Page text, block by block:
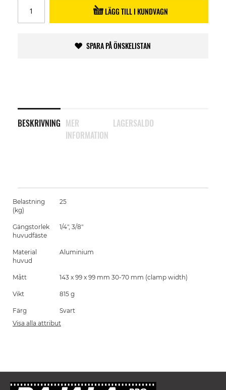
LÄGG TILL I KUNDVAGN
SPARA PÅ ÖNSKELISTAN
BESKRIVNING MER
INFORMATION
LAGERSALDO
Belastning
(kg)
25
Gängstorlek
huvudfäste
1/4", 3/8"
Material
huvud
Aluminium
Mått 143 x 99 x 99 mm 30-70 mm (clamp width)
Vikt 815 g
Färg
Svart
Visa alla attribut